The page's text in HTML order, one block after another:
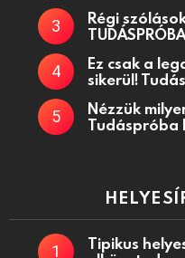
Régi
Ez csak a
sikerül!
Nézzük
Tudáspróba
Tipikus